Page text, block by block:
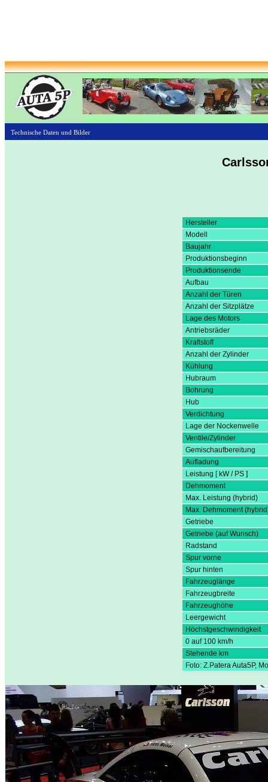
Technische Daten und Bilder
Hersteller
Modell
Baujahr
Produktionsbeginn
Produktionsende
Aufbau
Anzahl der Türen
Anzahl der Sitzplätze
Lage des Motors
Antriebsräder
Kraftstoff
Anzahl der Zylinder
Kühlung
Hubraum
Bohrung
Hub
Verdichtung
Lage der Nockenwelle
Ventile/Zylinder
Gemischaufbereitung
Aufladung
Leistung [ kW / PS ]
Dehmoment
Max. Leistung (hybrid)
Max. Dehmoment
Getriebe
Getriebe (auf Wunsch)
Radstand
Spur vorne
Spur hinten
Fahrzeuglänge
Fahrzeugbreite
Fahrzeughöhe
Leergewicht
Höchstgeschwindigkeit
0 auf 100 km/h
Stehende km
Foto: Z.Patera Auta5P,